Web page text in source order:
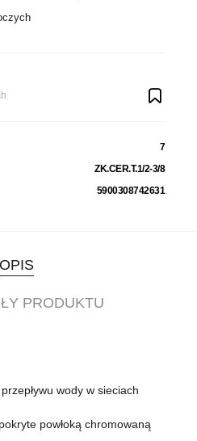
7
ZK.CER.T.1/2-3/8
5900308742631
OPIS
PRODUKTU
wody w sieciach
powłoką chromowaną